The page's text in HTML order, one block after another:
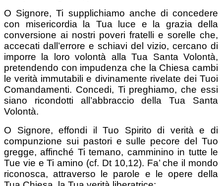
O Signore, Ti supplichiamo anche di concedere
con misericordia la Tua luce e la grazia della
conversione ai nostri poveri fratelli e sorelle che,
accecati dall’errore e schiavi del vizio, cercano di
imporre la loro volontà alla Tua Santa Volontà,
pretendendo con impudenza che la Chiesa cambi
le verità immutabili e divinamente rivelate dei Tuoi
Comandamenti. Concedi, Ti preghiamo, che essi
siano ricondotti all’abbraccio della Tua Santa
Volontà.
O Signore, effondi il Tuo Spirito di verità e di
compunzione sui pastori e sulle pecore del Tuo
gregge, affinché Ti temano, camminino in tutte le
Tue vie e Ti amino (cf. Dt 10,12). Fa’ che il mondo
riconosca, attraverso le parole e le opere della